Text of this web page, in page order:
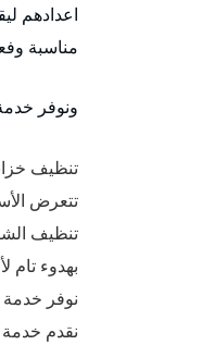
اعدادهم
مناسبة
ونوفر
تنظيف
تتعرض
تنظيف
بهدوء
نوفر خدمة
نقدم خدمة